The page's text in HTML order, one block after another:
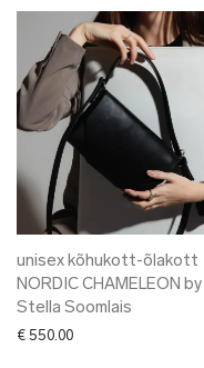
unisex kõhukott-õlakott
NORDIC CHAMELEON by
Stella Soomlais
€ 550.00